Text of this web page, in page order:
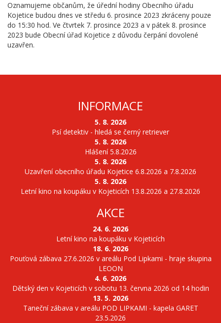
Oznamujeme občanům, že úřední hodiny Obecního úřadu
Kojetice budou dnes ve středu 6. prosince 2023 zkráceny pouze
do 15:30 hod. Ve čtvrtek 7. prosince 2023 a v pátek 8. prosince
2023 bude Obecní úřad Kojetice z důvodu čerpání dovolené
uzavřen.
INFORMACE
5. 8. 2026
Psí detektiv - hledá se černý retriever
5. 8. 2026
Hlášení 5.8.2026
5. 8. 2026
Uzavření obecního úřadu Kojetice 6.8.2026 a 7.8.2026
5. 8. 2026
Letní kino na koupáku v Kojeticích 13.8.2026 a 27.8.2026
AKCE
24. 6. 2026
Letní kino na koupáku v Kojeticích
18. 6. 2026
Pouťová zábava 27.6.2026 v areálu Pod Lipkami - hraje skupina
LEOON
4. 6. 2026
Dětský den v Kojeticích v sobotu 13. června 2026 od 14 hodin
13. 5. 2026
Taneční zábava v areálu POD LIPKAMI - kapela GARET
23.5.2026